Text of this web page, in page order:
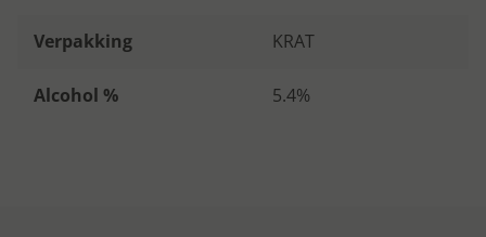
Verpakking KRAT
Alcohol % 5.4%